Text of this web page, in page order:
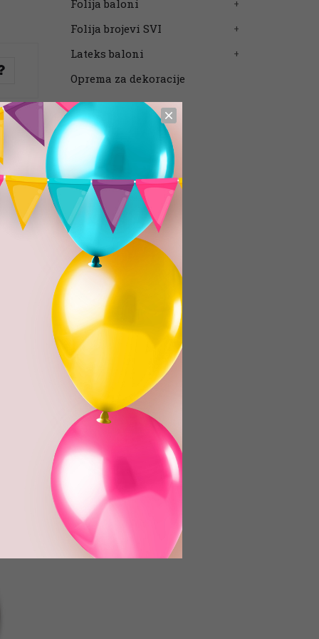
Folija baloni
Folija brojevi SVI
Lateks baloni
Oprema za dekoracije
#-#